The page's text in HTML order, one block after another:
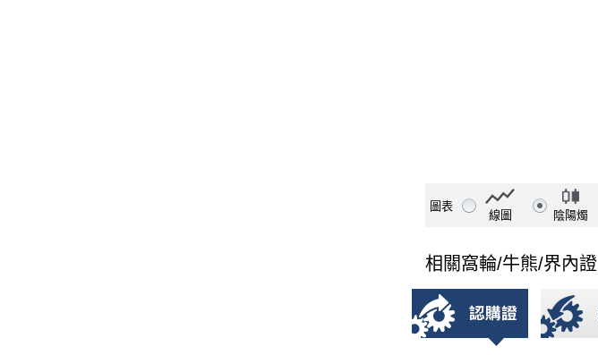
圖表
線圖 陰陽燭
相關窩輪/牛熊/界內證